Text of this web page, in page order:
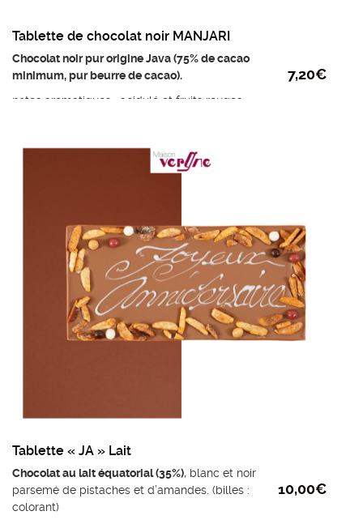
Tablette de chocolat noir MANJARI
Chocolat noir pur origine Java (75% de cacao
minimum, pur beurre de cacao).
notes aromatiques : acidulé et fruits rouges
7,20€
Tablette « JA » Lait
Chocolat au lait équatorial (35%), blanc et noir
parsemé de pistaches et d’amandes. (billes :
colorant)
10,00€